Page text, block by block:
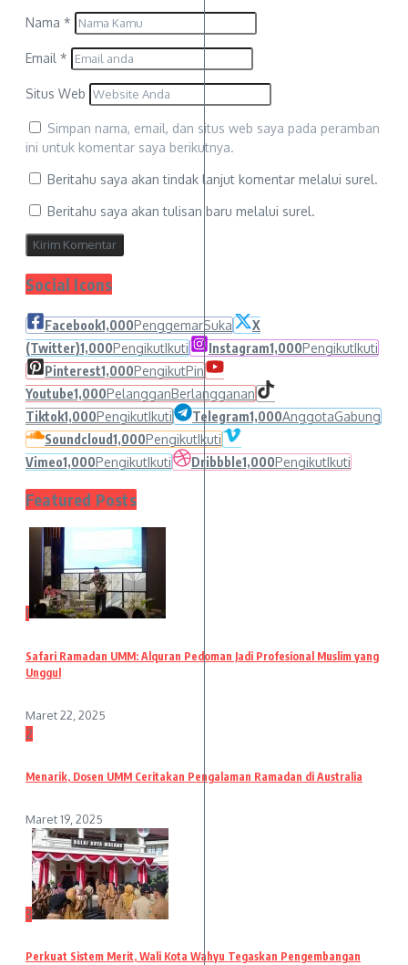
Nama *
Email *
Situs Web
Simpan nama, email, dan situs web saya pada peramban
ini untuk komentar saya berikutnya.
Beritahu saya akan tindak lanjut komentar melalui surel.
Beritahu saya akan tulisan baru melalui surel.
Social Icons
Facebook1,000PenggemarSuka
X
(Twitter)1,000PengikutIkuti Instagram1,000PengikutIkuti
Pinterest1,000PengikutPin
Youtube1,000PelangganBerlangganan
Tiktok1,000PengikutIkuti Telegram1,000AnggotaGabung
Soundcloud1,000PengikutIkuti
Vimeo1,000PengikutIkuti Dribbble1,000PengikutIkuti
Featured Posts
1
Safari Ramadan UMM: Alquran Pedoman Jadi Profesional Muslim yang
Unggul
Maret 22, 2025
2
Menarik, Dosen UMM Ceritakan Pengalaman Ramadan di Australia
Maret 19, 2025
3
Perkuat Sistem Merit, Wali Kota Wahyu Tegaskan Pengembangan